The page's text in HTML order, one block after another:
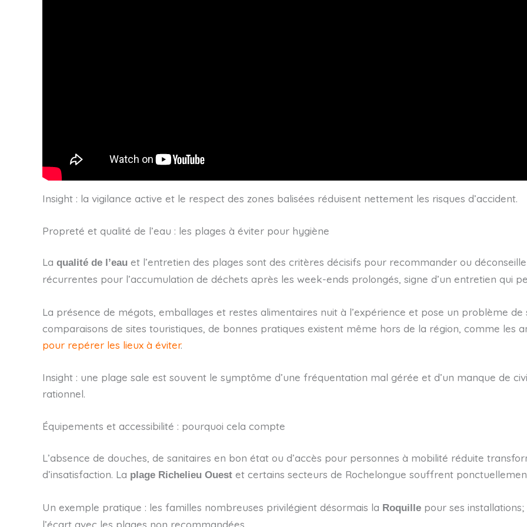
Insight : la vigilance active et le respect des zones balisées réduisent nettement les risques d’accident.
Propreté et qualité de l’eau : les plages à éviter pour hygiène
La qualité de l’eau et l’entretien des plages sont des critères décisifs pour recommander ou
récurrentes pour l’accumulation de déchets après les week-ends prolongés, signe d’un entretien qui
La présence de mégots, emballages et restes alimentaires nuit à l’expérience et pose un problème
comparaisons de sites touristiques, de bonnes pratiques existent même hors de la région, comme les
pour repérer les lieux à éviter.
Insight : une plage sale est souvent le symptôme d’une fréquentation mal gérée et d’un manque de
rationnel.
Équipements et accessibilité : pourquoi cela compte
L’absence de douches, de sanitaires en bon état ou d’accès pour personnes à mobilité réduite
d’insatisfaction. La plage Richelieu Ouest et certains secteurs de Rochelongue souffrent
Un exemple pratique : les familles nombreuses privilégient désormais la Roquille pour ses
l’écart avec les plages non recommandées.